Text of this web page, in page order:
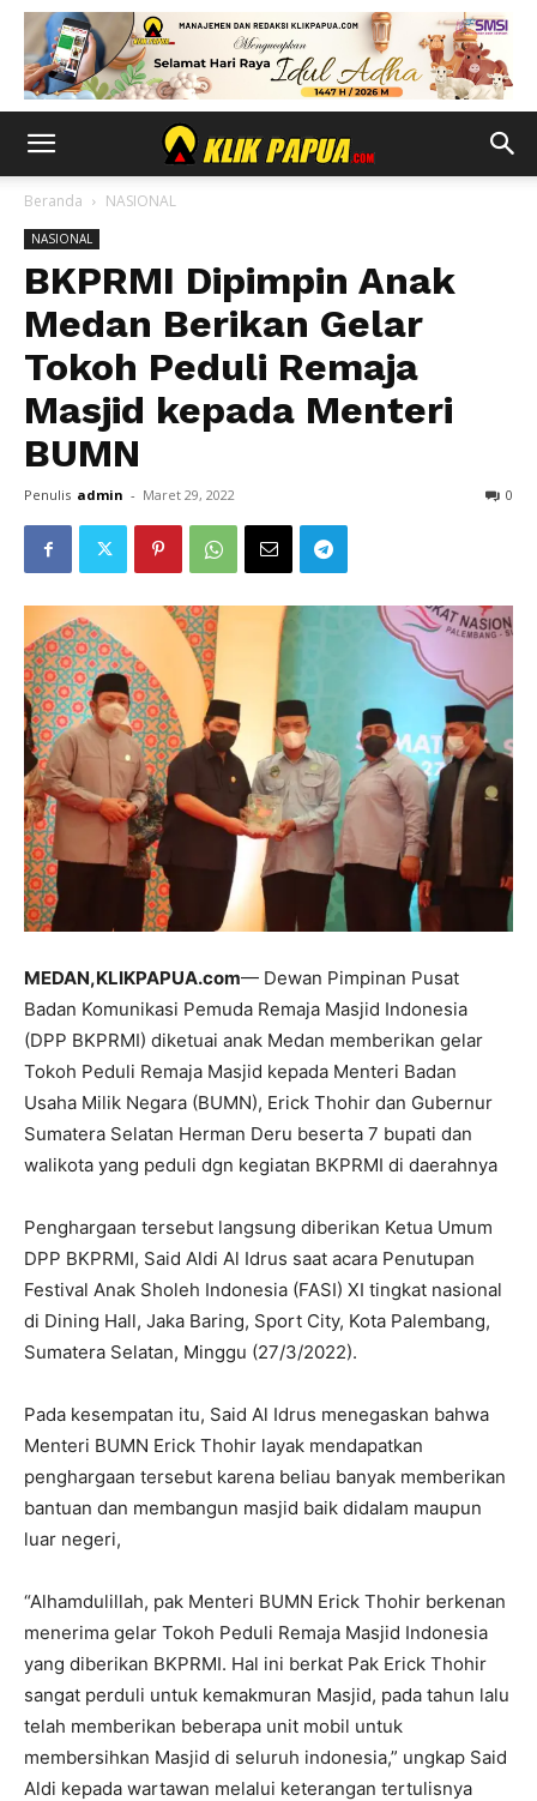
Beranda NASIONAL
NASIONAL
BKPRMI Dipimpin Anak
Medan Berikan Gelar
Tokoh Peduli Remaja
Masjid kepada Menteri
BUMN
Penulis admin - Maret 29, 2022 0
MEDAN,KLIKPAPUA.com— Dewan Pimpinan Pusat
Badan Komunikasi Pemuda Remaja Masjid Indonesia
(DPP BKPRMI) diketuai anak Medan memberikan gelar
Tokoh Peduli Remaja Masjid kepada Menteri Badan
Usaha Milik Negara (BUMN), Erick Thohir dan Gubernur
Sumatera Selatan Herman Deru beserta 7 bupati dan
walikota yang peduli dgn kegiatan BKPRMI di daerahnya
Penghargaan tersebut langsung diberikan Ketua Umum
DPP BKPRMI, Said Aldi Al Idrus saat acara Penutupan
Festival Anak Sholeh Indonesia (FASI) XI tingkat nasional
di Dining Hall, Jaka Baring, Sport City, Kota Palembang,
Sumatera Selatan, Minggu (27/3/2022).
Pada kesempatan itu, Said Al Idrus menegaskan bahwa
Menteri BUMN Erick Thohir layak mendapatkan
penghargaan tersebut karena beliau banyak memberikan
bantuan dan membangun masjid baik didalam maupun
luar negeri,
“Alhamdulillah, pak Menteri BUMN Erick Thohir berkenan
menerima gelar Tokoh Peduli Remaja Masjid Indonesia
yang diberikan BKPRMI. Hal ini berkat Pak Erick Thohir
sangat perduli untuk kemakmuran Masjid, pada tahun lalu
telah memberikan beberapa unit mobil untuk
membersihkan Masjid di seluruh indonesia,” ungkap Said
Aldi kepada wartawan melalui keterangan tertulisnya